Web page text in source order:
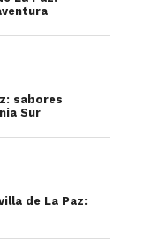
sabores
Sur
de La Paz: